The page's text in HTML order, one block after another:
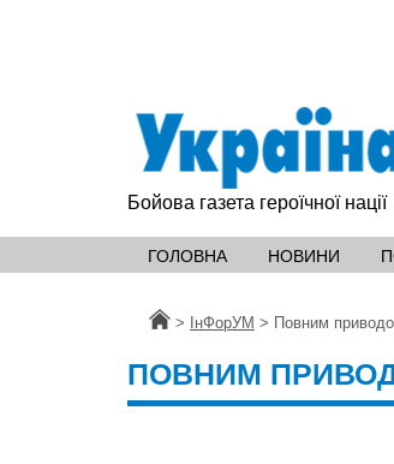
Бойова газета героїчної нації
ГОЛОВНА НОВИНИ
Головна
> ІнФорУМ > Повним
ПОВНИМ